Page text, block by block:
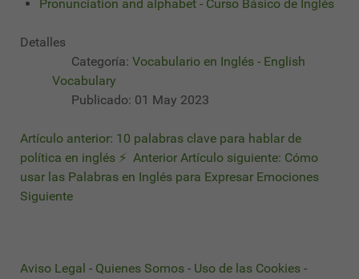
Pronunciation and alphabet - Curso Básico de Inglés
Detalles
Categoría: Vocabulario en Inglés - English
Vocabulary
Publicado: 01 May 2023
Artículo anterior: 10 palabras clave para hablar de
política en inglés ⚡ Anterior Artículo siguiente: Cómo
usar las Palabras en Inglés para Expresar Emociones
Siguiente
Aviso Legal - Quienes Somos - Uso de las Cookies -